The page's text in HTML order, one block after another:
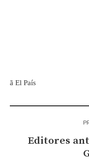
ã El País
Editores